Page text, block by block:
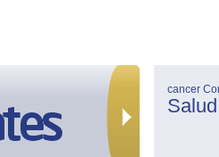
cancer
Salud